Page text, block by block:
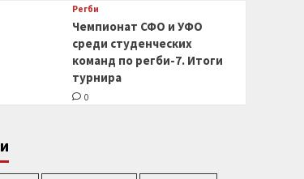
Регби
Чемпионат СФО и УФО
среди студенческих
команд по регби-7. Итоги
турнира
0